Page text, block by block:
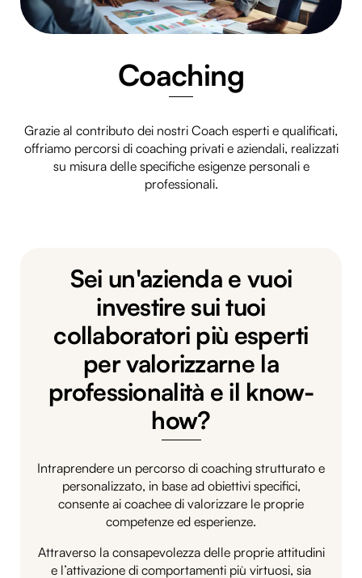
Coaching
Grazie al contributo dei nostri Coach esperti e qualificati,
offriamo percorsi di coaching privati e aziendali, realizzati
su misura delle specifiche esigenze personali e
professionali.
Sei un'azienda e vuoi
investire sui tuoi
collaboratori più esperti
per valorizzarne la
professionalità e il know-
how?
Intraprendere un percorso di coaching strutturato e
personalizzato, in base ad obiettivi specifici,
consente ai coachee di valorizzare le proprie
competenze ed esperienze.
Attraverso la consapevolezza delle proprie attitudini
e l’attivazione di comportamenti più virtuosi, sia